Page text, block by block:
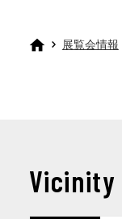
展覧会情報
Vicinity